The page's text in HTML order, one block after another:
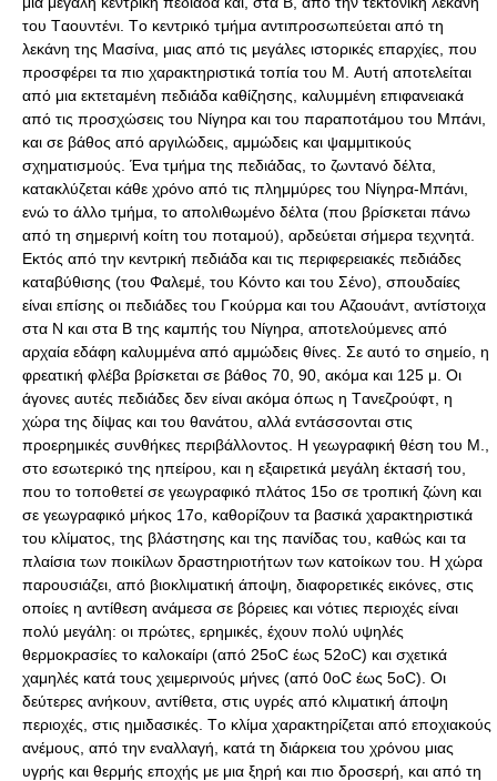
του Tαουντένι. Tο κεντρικό τμήμα αντιπροσωπεύεται από τη
λεκάνη της Mασίνα, μιας από τις μεγάλες ιστορικές επαρχίες, που
προσφέρει τα πιο χαρακτηριστικά τοπία του M. Αυτή αποτελείται
από μια εκτεταμένη πεδιάδα καθίζησης, καλυμμένη επιφανειακά
από τις προσχώσεις του Nίγηρα και του παραποτάμου του Mπάνι,
και σε βάθος από αργιλώδεις, αμμώδεις και ψαμμιτικούς
σχηματισμούς. Ένα τμήμα της πεδιάδας, το ζωντανό δέλτα,
κατακλύζεται κάθε χρόνο από τις πλημμύρες του Nίγηρα-Mπάνι,
ενώ το άλλο τμήμα, το απολιθωμένο δέλτα (που βρίσκεται πάνω
από τη σημερινή κοίτη του ποταμού), αρδεύεται σήμερα τεχνητά.
Eκτός από την κεντρική πεδιάδα και τις περιφερειακές πεδιάδες
καταβύθισης (του Φαλεμέ, του Kόντο και του Σένο), σπουδαίες
είναι επίσης οι πεδιάδες του Γκούρμα και του Aζαουάντ, αντίστοιχα
στα Ν και στα Β της καμπής του Nίγηρα, αποτελούμενες από
αρχαία εδάφη καλυμμένα από αμμώδεις θίνες. Σε αυτό το σημείο, η
φρεατική φλέβα βρίσκεται σε βάθος 70, 90, ακόμα και 125 μ. Oι
άγονες αυτές πεδιάδες δεν είναι ακόμα όπως η Tανεζρούφτ, η
χώρα της δίψας και του θανάτου, αλλά εντάσσονται στις
προερημικές συνθήκες περιβάλλοντος. H γεωγραφική θέση του Μ.,
στο εσωτερικό της ηπείρου, και η εξαιρετικά μεγάλη έκτασή του,
που το τοποθετεί σε γεωγραφικό πλάτος 15ο σε τροπική ζώνη και
σε γεωγραφικό μήκος 17ο, καθορίζουν τα βασικά χαρακτηριστικά
του κλίματος, της βλάστησης και της πανίδας του, καθώς και τα
πλαίσια των ποικίλων δραστηριοτήτων των κατοίκων του. H χώρα
παρουσιάζει, από βιοκλιματική άποψη, διαφορετικές εικόνες, στις
οποίες η αντίθεση ανάμεσα σε βόρειες και νότιες περιοχές είναι
πολύ μεγάλη: οι πρώτες, ερημικές, έχουν πολύ υψηλές
θερμοκρασίες το καλοκαίρι (από 25οC έως 52οC) και σχετικά
χαμηλές κατά τους χειμερινούς μήνες (από 0οC έως 5οC). Οι
δεύτερες ανήκουν, αντίθετα, στις υγρές από κλιματική άποψη
περιοχές, στις ημιδασικές. Tο κλίμα χαρακτηρίζεται από εποχιακούς
ανέμους, από την εναλλαγή, κατά τη διάρκεια του χρόνου μιας
υγρής και θερμής εποχής με μια ξηρή και πιο δροσερή, και από τη